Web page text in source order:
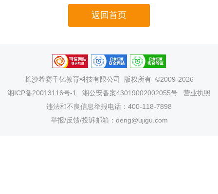
返回首页
长沙希赛千亿教育科技有限公司
版权所有 ©2009-2026
湘ICP备20013116号-1
湘公安备案43019002002055号
营业执照
违法和不良信息举报电话：400-118-7898
举报/反馈/投诉邮箱：deng@ujigu.com